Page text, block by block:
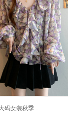
￥82
码女装秋季...